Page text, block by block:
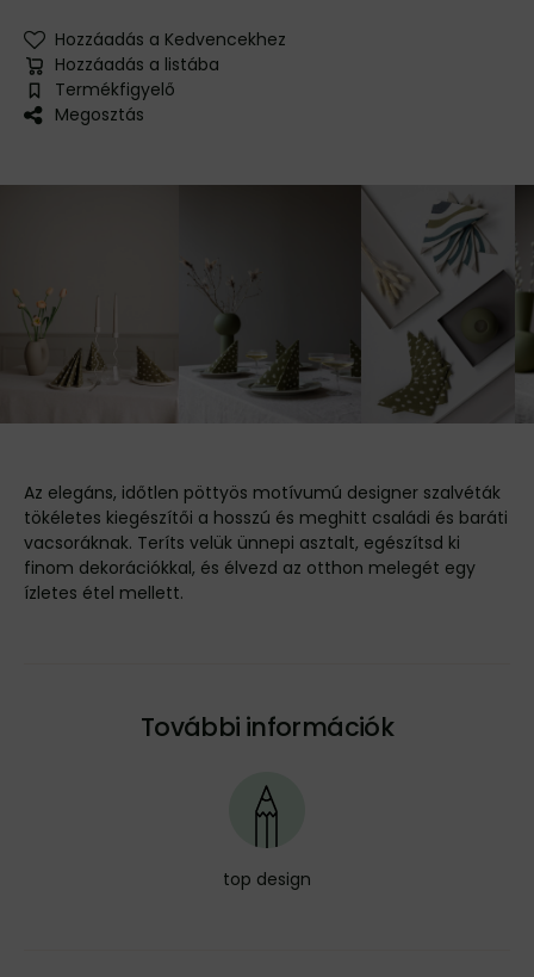
Hozzáadás a Kedvencekhez
Hozzáadás a listába
Termékfigyelő
Megosztás
Az elegáns, időtlen pöttyös motívumú designer szalvéták
tökéletes kiegészítői a hosszú és meghitt családi és baráti
vacsoráknak. Teríts velük ünnepi asztalt, egészítsd ki
finom dekorációkkal, és élvezd az otthon melegét egy
ízletes étel mellett.
További információk
top design